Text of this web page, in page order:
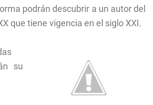
podrán descubrir a un autor del
que tiene vigencia en el siglo XXI.
su